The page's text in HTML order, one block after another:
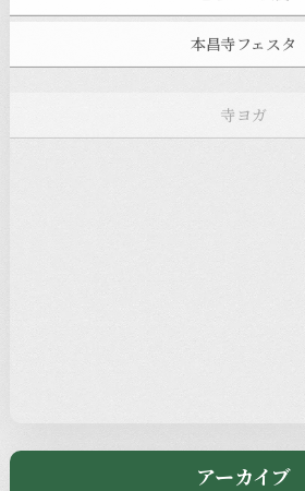
本昌寺フェスタ
お知らせ
アーカイブ